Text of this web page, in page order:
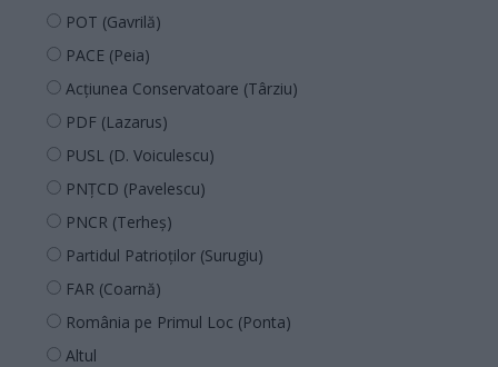
POT (Gavrilă)
PACE (Peia)
Acțiunea Conservatoare (Târziu)
PDF (Lazarus)
PUSL (D. Voiculescu)
PNȚCD (Pavelescu)
PNCR (Terheș)
Partidul Patrioților (Surugiu)
FAR (Coarnă)
România pe Primul Loc (Ponta)
Altul